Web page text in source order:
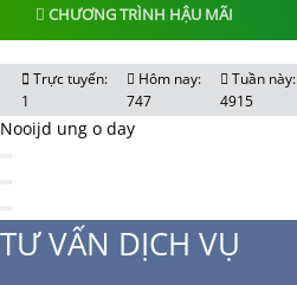
CHƯƠNG TRÌNH HẬU MÃI
Trực tuyến:
1
Hôm nay:
747
Tuần này:
4915
Nooijd ung o day
TƯ VẤN DỊCH VỤ